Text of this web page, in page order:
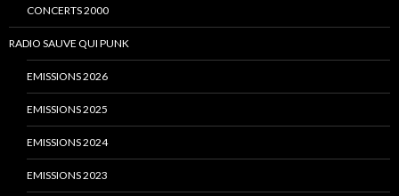
CONCERTS 2000
RADIO SAUVE QUI PUNK
EMISSIONS 2026
EMISSIONS 2025
EMISSIONS 2024
EMISSIONS 2023